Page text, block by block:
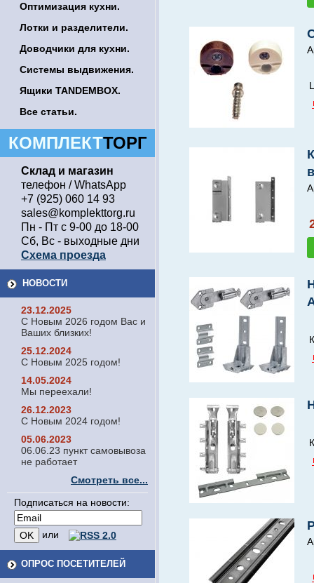
Оптимизация кухни.
Лотки и разделители.
Доводчики для кухни.
Системы выдвижения.
Ящики TANDEMBOX.
Все статьи.
КОМПЛЕКТТОРГ
Склад и магазин
телефон / WhatsApp
+7 (925) 060 14 93
sales@komplekttorg.ru
Пн - Пт с 9-00 до 18-00
Сб, Вс - выходные дни
Схема проезда
НОВОСТИ
23.12.2025
С Новым 2026 годом Вас и
Ваших близких!
25.12.2024
С Новым 2025 годом!
14.05.2024
Мы переехали!
26.12.2023
С Новым 2024 годом!
05.06.2023
06.06.23 пункт самовывоза
не работает
Смотреть все...
Подписаться на новости:
или
ОПРОС ПОСЕТИТЕЛЕЙ